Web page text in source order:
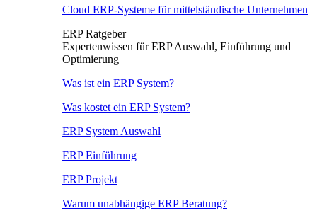
Cloud ERP-Systeme für mittelständische Unternehmen
ERP Ratgeber
Expertenwissen für ERP Auswahl, Einführung und
Optimierung
Was ist ein ERP System?
Was kostet ein ERP System?
ERP System Auswahl
ERP Einführung
ERP Projekt
Warum unabhängige ERP Beratung?